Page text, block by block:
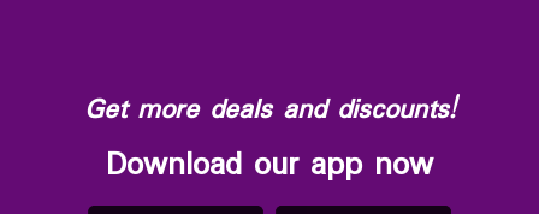
Get more deals and discounts!
Download our app now